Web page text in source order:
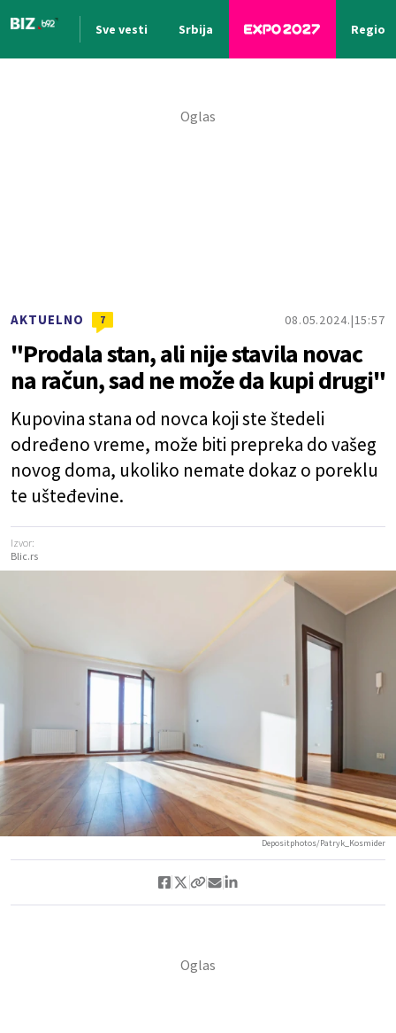
Sve vesti Srbija Region
AKTUELNO 7 08.05.2024. 15:57
"Prodala stan, ali nije stavila novac
na račun, sad ne može da kupi drugi"
Kupovina stana od novca koji ste štedeli
određeno vreme, može biti prepreka do vašeg
novog doma, ukoliko nemate dokaz o poreklu
te ušteđevine.
Izvor:
Blic.rs
Depositphotos/Patryk_Kosmider